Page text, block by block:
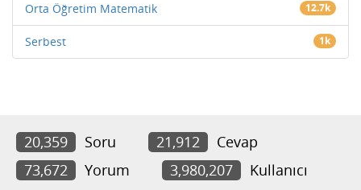
Orta Öğretim Matematik 12.7k
Serbest 1k
20,359 Soru 21,912
Cevap
73,672
Yorum 3,980,207 Kullanıcı